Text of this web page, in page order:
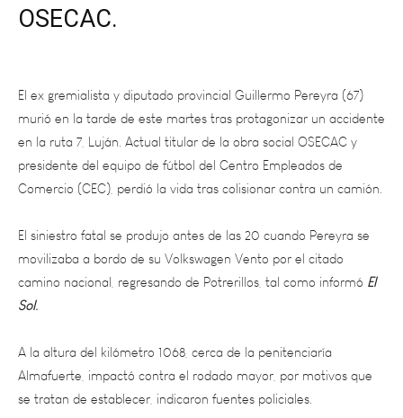
OSECAC.
murió en la tarde de este martes tras protagonizar un accidente
en la ruta 7, Luján. Actual titular de la obra social OSECAC y
presidente del equipo de fútbol del Centro Empleados de
Comercio (CEC), perdió la vida tras colisionar contra un camión.
El siniestro fatal se produjo antes de las 20 cuando Pereyra se
movilizaba a bordo de su Volkswagen Vento por el citado
camino nacional, regresando de Potrerillos, tal como informóEl
Sol.
A la altura del kilómetro 1068, cerca de la penitenciaría
Almafuerte, impactó contra el rodado mayor, por motivos que
se tratan de establecer, indicaron fuentes policiales.